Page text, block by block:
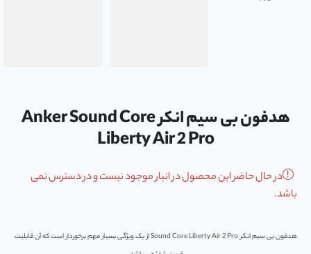
هدفون بی سیم انکر Anker Sound Core
Liberty Air 2 Pro
در حال حاضر این محصول در انبار موجود نیست و در دسترس نمی
باشد.
هدفون بی سیم انکر Sound Core Liberty Air 2 Pro از یک ویژگی بسیار مهم برخوردار است که آن قابلیت